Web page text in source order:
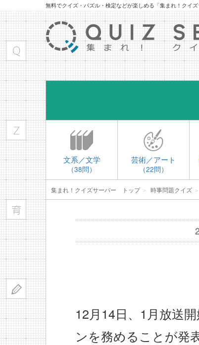
無料でクイズ・パズル・検定などが楽しめる「集まれ！クイズ
文系／文学
（38問）
芸術／アート
（22問）
集まれ！クイズサーバー トップ＞ 時事問題クイズ ＞
12月14日、1月放送
ンを務めることが発